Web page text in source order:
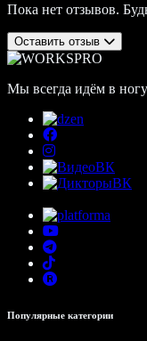
Пока нет отзывов.
Оставить отзыв
Мы всегда идём в
Популярные категории